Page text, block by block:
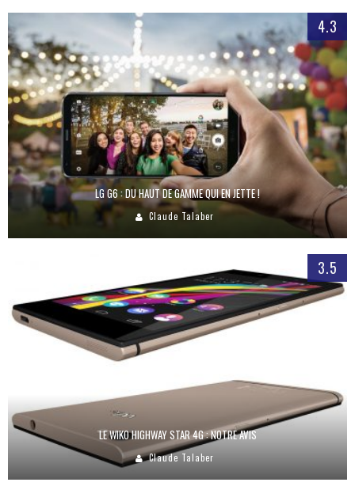
4.3
LG G6 : DU HAUT DE GAMME QUI EN JETTE !
Claude Talaber
3.5
LE WIKO HIGHWAY STAR 4G : NOTRE AVIS
Claude Talaber